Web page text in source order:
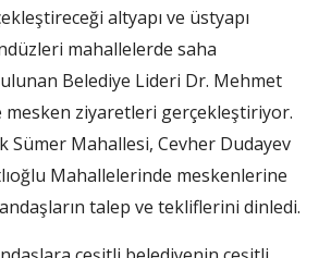
altyapı ve üstyapı
mahallelerde saha
Belediye Lideri Dr. Mehmet
mesken ziyaretleri gerçekleştiriyor.
Sümer Mahallesi, Cevher Dudayev
Mahallelerinde meskenlerine
talep ve tekliflerini dinledi.